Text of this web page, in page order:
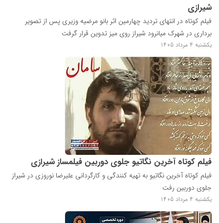
شیرازی
فیلم کوتاه در انتهای تردید چهارمین اثر بانو مرضیه وزیری پس از تصویر
برداری در شهرک میانرود شیراز روی میز تدوین قرار گرفت
یکشنبه 4 مرداد 1405
فیلم کوتاه آخرین نگاتیو جلوی دوربین فیلمساز شیرازی
فیلم کوتاه آخرین نگاتیو به تهیه کنندگی و کارگردانی علیرضا نوروزی در شیراز
جلوی دوربین رفت
یکشنبه 4 مرداد 1405